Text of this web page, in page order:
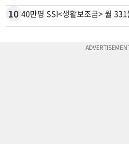
10 40만명 SSI<생활보조금> 월 331